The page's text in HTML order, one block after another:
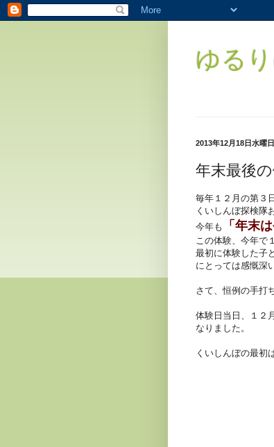
ゆる
2013年12月18日水曜日
年末最後
毎年１２月の第３
くいしんぼ探検隊
今年も
「年末
この体験、今年で
最初に体験した子
にとっては感慨深
さて、恒例の手打
体験日当日、１２
なりました。
くいしんぼの最初